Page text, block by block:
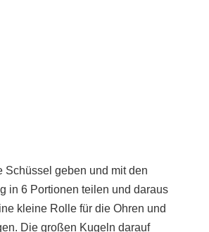
Schüssel geben und mit den
in 6 Portionen teilen und daraus
kleine Rolle für die Ohren und
Die großen Kugeln darauf